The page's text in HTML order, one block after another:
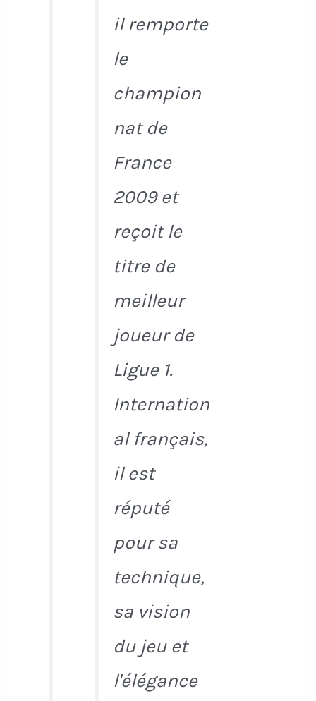
il remporte
le
champion
nat de
France
2009 et
reçoit le
titre de
meilleur
joueur de
Ligue 1.
Internation
al français,
il est
réputé
pour sa
technique,
sa vision
du jeu et
l'élégance